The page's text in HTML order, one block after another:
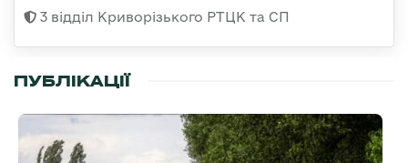
3 відділ Криворізького РТЦК та СП
ПУБЛІКАЦІЇ